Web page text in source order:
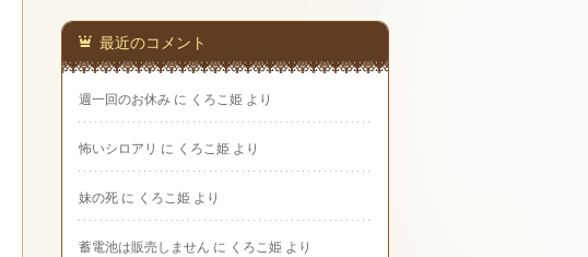
最近のコメント
週一回のお休み に くろこ姫 より
怖いシロアリ に くろこ姫 より
妹の死 に くろこ姫 より
蓄電池は販売しません に くろこ姫 より